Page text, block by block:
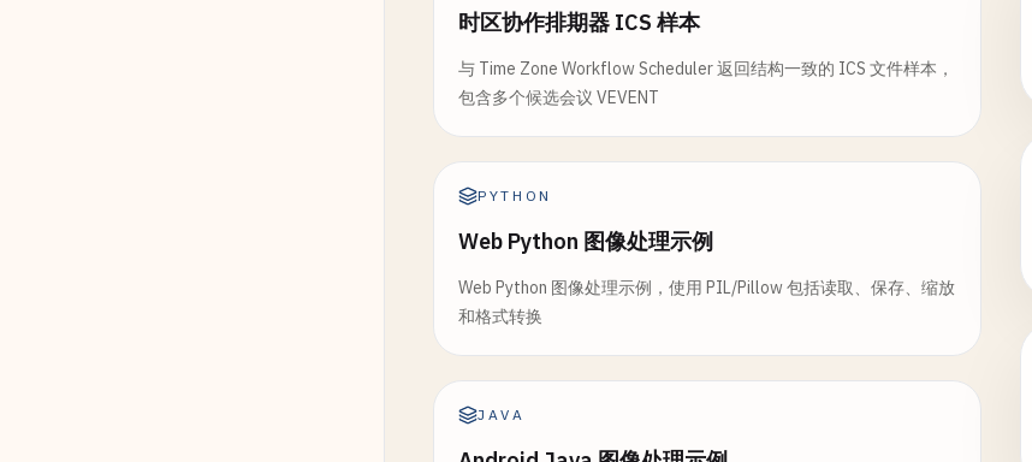
时区协作排期器 ICS 样本
与 Time Zone Workflow Scheduler 返回结构一致的 ICS 文件样本，
包含多个候选会议 VEVENT
PYTHON
Web Python 图像处理示例
Web Python 图像处理示例，使用 PIL/Pillow 包括读取、保存、缩放
和格式转换
JAVA